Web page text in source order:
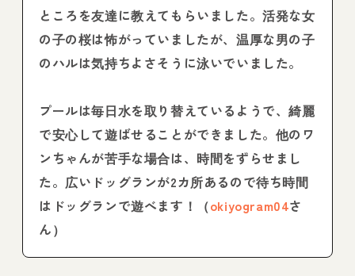
ところを友達に教えてもらいました。活発な女
の子の桜は怖がっていましたが、温厚な男の子
のハルは気持ちよさそうに泳いでいました。
プールは毎日水を取り替えているようで、綺麗
で安心して遊ばせることができました。他のワ
ンちゃんが苦手な場合は、時間をずらせまし
た。広いドッグランが2カ所あるので待ち時間
はドッグランで遊べます！（okiyogram04さ
ん）